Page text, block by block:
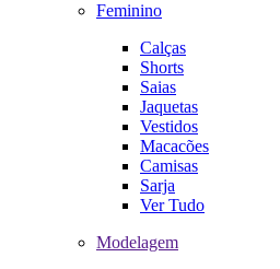
Feminino
Calças
Shorts
Saias
Jaquetas
Vestidos
Macacões
Camisas
Sarja
Ver Tudo
Modelagem